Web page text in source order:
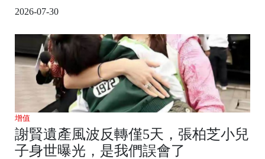
2026-07-30
增值
謝賢遺產風波反轉僅5天，張柏芝小兒
子身世曝光，是我們誤會了